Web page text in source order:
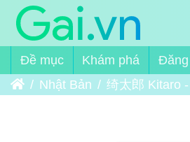
Đề mục Khám phá
Trang chủNhật Bản 绮太郎 Kitaro - Kiểu Tóc